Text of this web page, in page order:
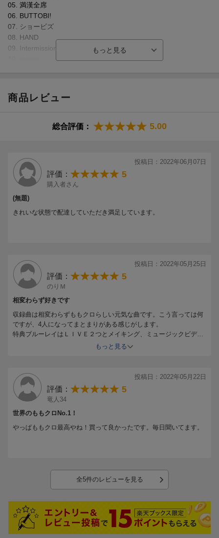
2022年5月17日(火)に発売となりますももいろクローバーZ「祝典」を楽天ブ
ックスにてご予約いただいた方には、
楽天ブックス限定オリジナル配送BOX”に商品を梱包してお届けします。
※オリジナル配送BOXは、配送伝票やバーコード、テープが直接貼付された
形態でのお届けとなります。
05. 満漢全席
06. BUTTOBI!
07. ショービズ
08. HAND
09. Intermission -闍ー
13. 月色Chainon ももいろクローバーZ ver.
14. 孤独の中で鳴るBeatっ！
16. また逢う日まで
「ももいろクローバーZ 13周年記念コンサート 〜再び、その先
へ〜」 LIVE
【Blu-ray】
「The LIVE 〜諦めない夏〜 in ABEMA」 LIVE
「HAND」 MUSIC VIDEO
「BUTTOBI!」 -GAMING MUSIC VIDEO-
「PLAY!」 -LIVE MUSIC VIDEO-
商品レビュー
総合評価： 5.00
投稿日：2022年06月07日
評価： 5
購入者さん
(無題)
きれいな状態で配達していただき満足しています。
投稿日：2022年05月25日
評価： 5
のりＭ
相変わらず好きです
収録曲は相変わらずももクロらしい元気な曲です。こう言っては何
ですが、4人になってまとまりがある感じがします。
特典ブルーレイはＬＩＶＥ２つとメイキング、ミュージックビデ
もっと見る
投稿日：2022年05月22日
評価： 5
竜人34
世界のももクロNo.1！
やっぱももクロ最高やね！買って良かったです。毎日聞いてます。
全5件のレビューを見る